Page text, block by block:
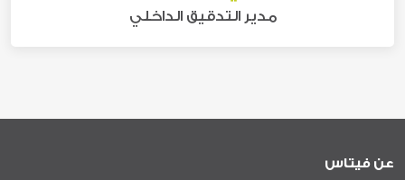
مدير التدقيق الداخلي
عن فيتاس